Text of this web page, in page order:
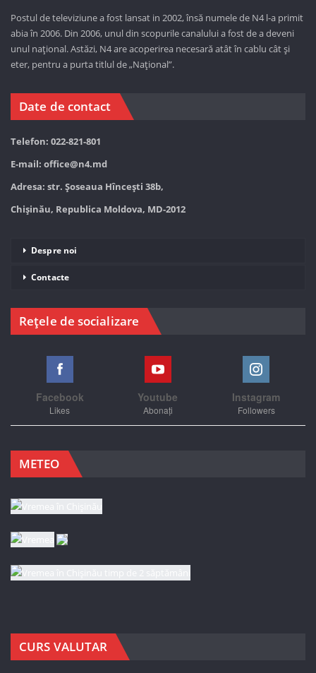
Postul de televiziune a fost lansat in 2002, însă numele de N4 l-a primit
abia în 2006. Din 2006, unul din scopurile canalului a fost de a deveni
unul național. Astăzi, N4 are acoperirea necesară atât în cablu cât și
eter, pentru a purta titlul de „Național”.
Date de contact
Telefon: 022-821-801
E-mail: office@n4.md
Adresa: str. Șoseaua Hînceşti 38b,
Chișinău, Republica Moldova, MD-2012
Despre noi
Contacte
Rețele de socializare
Facebook
Likes
Youtube
Abonați
Instagram
Followers
METEO
CURS VALUTAR